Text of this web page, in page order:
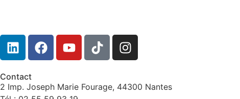
Contact
2 Imp. Joseph Marie Fourage, 44300 Nantes